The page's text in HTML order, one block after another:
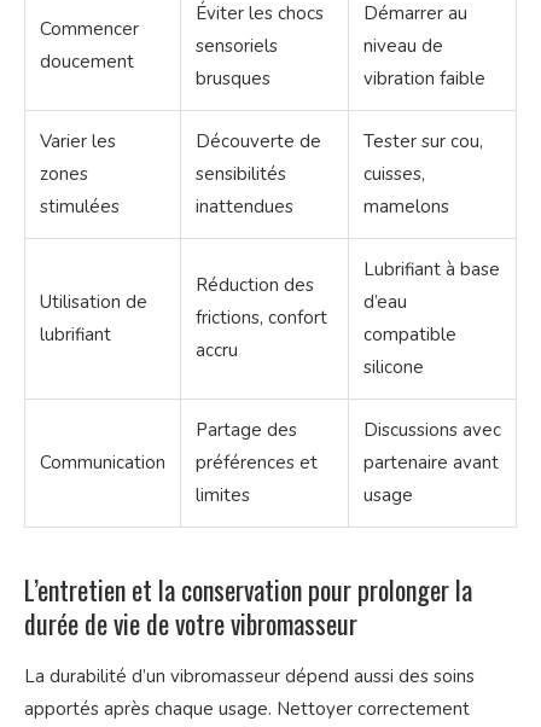
Commencer
doucement
Éviter les chocs
sensoriels
brusques
Démarrer au
niveau de
vibration faible
Varier les
zones
stimulées
Découverte de
sensibilités
inattendues
Tester sur cou,
cuisses,
mamelons
Utilisation de
lubrifiant
Réduction des
frictions, confort
accru
Lubrifiant à base
d’eau
compatible
silicone
Communication
Partage des
préférences et
limites
Discussions avec
partenaire avant
usage
L’entretien et la conservation pour prolonger la
durée de vie de votre vibromasseur
La durabilité d’un vibromasseur dépend aussi des soins
apportés après chaque usage. Nettoyer correctement